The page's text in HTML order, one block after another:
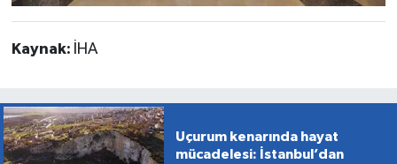
Kaynak: İHA
Uçurum kenarında hayat
mücadelesi: İstanbul’dan